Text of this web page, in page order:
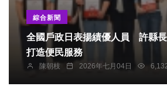
綜合新聞
全國戶政日表揚績優人員 許縣
打造便民服務
陳朝枝 2026年七月04日